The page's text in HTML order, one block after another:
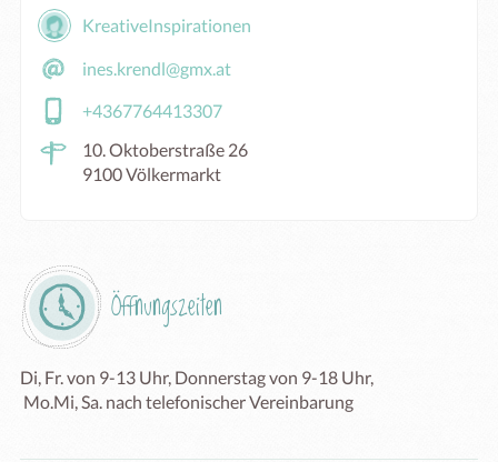
KreativeInspirationen
ines.krendl@gmx.at
+4367764413307
10. Oktoberstraße 26
9100 Völkermarkt
Öffnungszeiten
Di, Fr. von 9-13 Uhr, Donnerstag von 9-18 Uhr,
Mo.Mi, Sa. nach telefonischer Vereinbarung